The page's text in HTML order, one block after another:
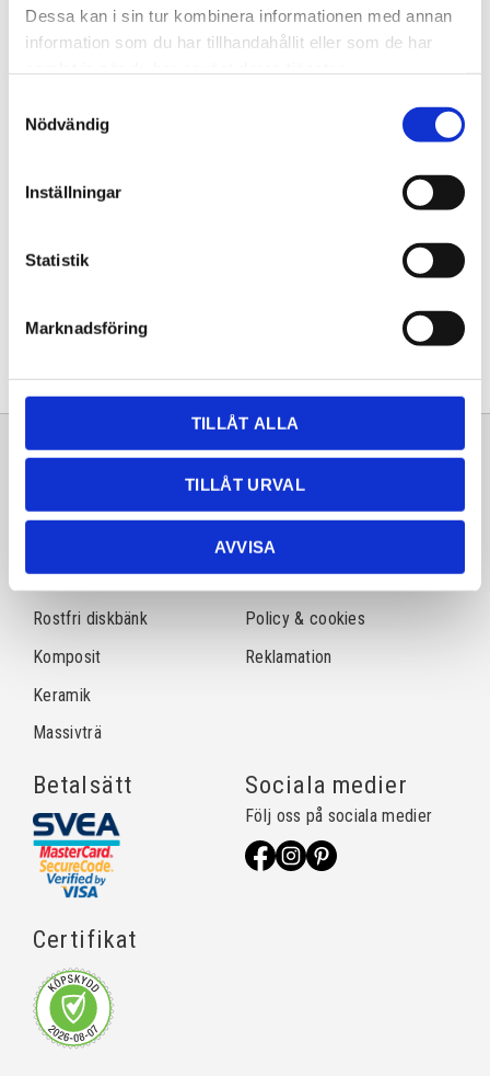
Dessa kan i sin tur kombinera informationen med annan
information som du har tillhandahållit eller som de har
Nödvändig
Inställningar
Statistik
Marknadsföring
TILLÅT ALLA
TILLÅT URVAL
AVVISA
Antal
Lagervara
Artikelnr
20253091
Sortiment
Natursten
Rostfri diskbänk
Komposit
Keramik
Massivträ
Information
Frågor & svar
Köpvillkor
Policy & cookies
Reklamation
Betalsätt
Certifikat
Sociala medier
Följ oss på sociala medier